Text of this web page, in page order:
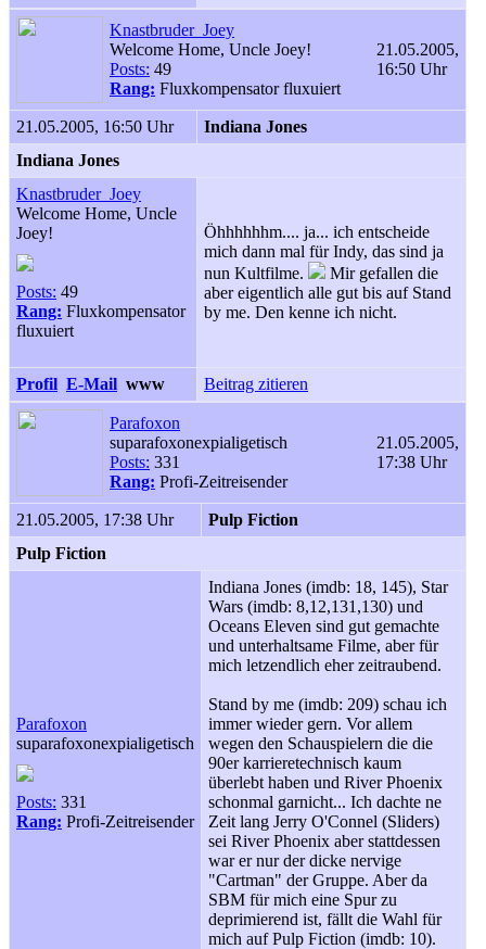
Knastbruder_Joey
Welcome Home, Uncle Joey!
Posts: 49
Rang: Fluxkompensator fluxuiert
21.05.2005,
16:50 Uhr
21.05.2005, 16:50 Uhr
Indiana Jones
Indiana Jones
Knastbruder_Joey
Welcome Home, Uncle
Joey!
Posts: 49
Rang: Fluxkompensator
fluxuiert
Öhhhhhhm.... ja... ich entscheide
mich dann mal für Indy, das sind ja
nun Kultfilme.
Mir gefallen die
aber eigentlich alle gut bis auf Stand
by me. Den kenne ich nicht.
Profil E-Mail www Beitrag zitieren
Parafoxon
suparafoxonexpialigetisch
Posts: 331
Rang: Profi-Zeitreisender
21.05.2005,
17:38 Uhr
21.05.2005, 17:38 Uhr
Pulp Fiction
Pulp Fiction
Parafoxon
suparafoxonexpialigetisch
Posts: 331
Rang: Profi-Zeitreisender
Indiana Jones (imdb: 18, 145), Star
Wars (imdb: 8,12,131,130) und
Oceans Eleven sind gut gemachte
und unterhaltsame Filme, aber für
mich letzendlich eher zeitraubend.
Stand by me (imdb: 209) schau ich
immer wieder gern. Vor allem
wegen den Schauspielern die die
90er karrieretechnisch kaum
überlebt haben und River Phoenix
schonmal garnicht... Ich dachte ne
Zeit lang Jerry O'Connel (Sliders)
sei River Phoenix aber stattdessen
war er nur der dicke nervige
"Cartman" der Gruppe. Aber da
SBM für mich eine Spur zu
deprimierend ist, fällt die Wahl für
mich auf Pulp Fiction (imdb: 10).